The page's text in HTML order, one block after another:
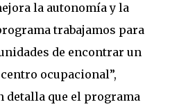
la autonomía y la
trabajamos para
de encontrar un
ocupacional”,
detalla que el programa